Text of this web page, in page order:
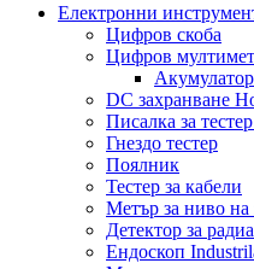
Електронни
Цифров скоба
Цифров
DC захранване
Писалка за
Гнездо тестер
Поялник
Тестер за кабели
Метър за ниво на
Детектор за
Ендоскоп